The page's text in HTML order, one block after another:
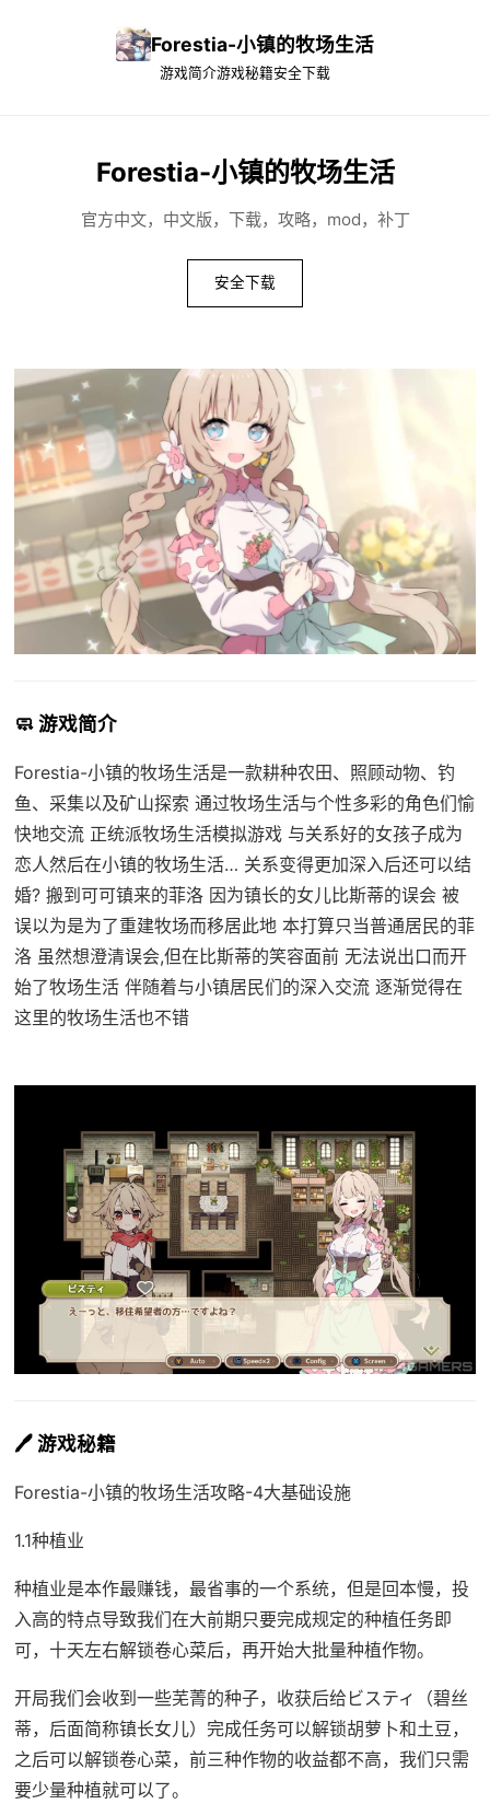
Forestia-小镇的牧场生活
游戏简介游戏秘籍安全下载
Forestia-小镇的牧场生活
官方中文，中文版，下载，攻略，mod，补丁
安全下载
🧼 游戏简介
Forestia-小镇的牧场生活是一款耕种农田、照顾动物、钓
鱼、采集以及矿山探索 通过牧场生活与个性多彩的角色们愉
快地交流 正统派牧场生活模拟游戏 与关系好的女孩子成为
恋人然后在小镇的牧场生活… 关系变得更加深入后还可以结
婚? 搬到可可镇来的菲洛 因为镇长的女儿比斯蒂的误会 被
误以为是为了重建牧场而移居此地 本打算只当普通居民的菲
洛 虽然想澄清误会,但在比斯蒂的笑容面前 无法说出口而开
始了牧场生活 伴随着与小镇居民们的深入交流 逐渐觉得在
这里的牧场生活也不错
🖊️ 游戏秘籍
Forestia-小镇的牧场生活攻略-4大基础设施
1.1种植业
种植业是本作最赚钱，最省事的一个系统，但是回本慢，投
入高的特点导致我们在大前期只要完成规定的种植任务即
可，十天左右解锁卷心菜后，再开始大批量种植作物。
开局我们会收到一些芜菁的种子，收获后给ビスティ（碧丝
蒂，后面简称镇长女儿）完成任务可以解锁胡萝卜和土豆，
之后可以解锁卷心菜，前三种作物的收益都不高，我们只需
要少量种植就可以了。